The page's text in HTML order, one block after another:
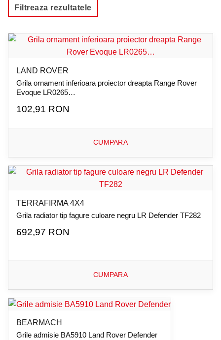
RANGE ROVER EVOQUE 2011-2018 2.2D
RANGE ROVER EVOQUE 2011-prezent 2.0D
Filtreaza rezultatele
LAND ROVER
Grila ornament inferioara proiector dreapta Range Rover
Evoque LR0265…
102,91 RON
CUMPARA
TERRAFIRMA 4X4
Grila radiator tip fagure culoare negru LR Defender TF282
692,97 RON
CUMPARA
BEARMACH
Grile admisie BA5910 Land Rover Defender